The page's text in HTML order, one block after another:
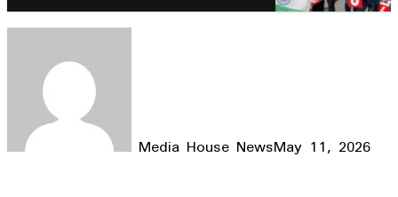
Media House NewsMay 11, 2026